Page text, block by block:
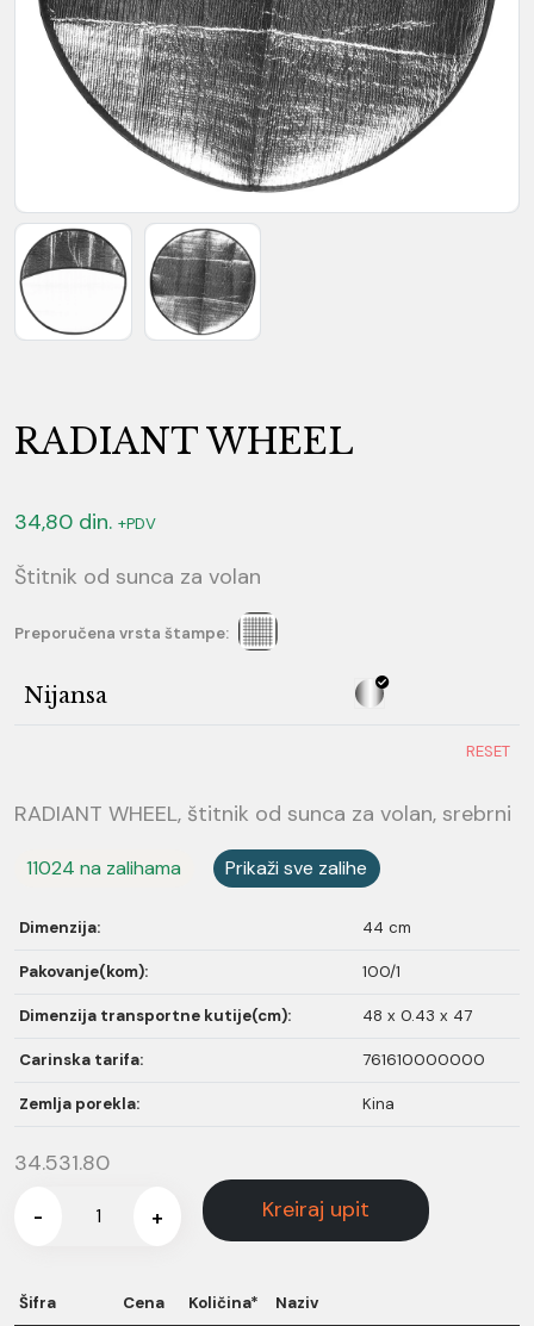
RADIANT WHEEL
34,80 din. +PDV
Štitnik od sunca za volan
Preporučena vrsta štampe:
Nijansa
RESET
RADIANT WHEEL, štitnik od sunca za volan, srebrni
11024 na zalihama Prikaži sve zalihe
Dimenzija: 44 cm
Pakovanje(kom): 100/1
Dimenzija transportne kutije(cm): 48 x 0.43 x 47
Carinska tarifa: 761610000000
Zemlja porekla: Kina
34.531.80
- + Kreiraj upit
Šifra Cena Količina* Naziv